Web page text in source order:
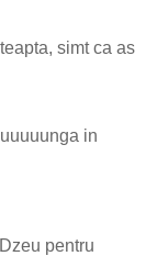
simt ca as
in
pentru